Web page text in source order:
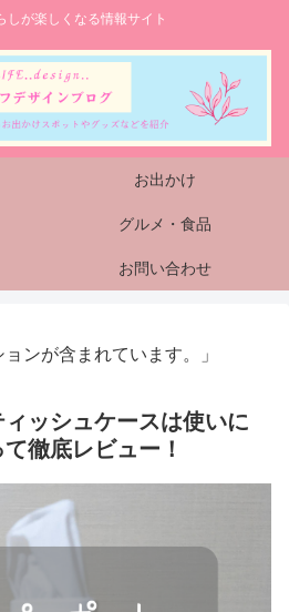
しが楽しくなる情報サイト
お出かけ
グルメ・食品
お問い合わせ
ンが含まれています。」
ッシュケースは使いに
徹底レビュー！